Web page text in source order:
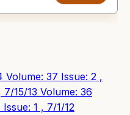
Volume: 37 Issue: 2 ,
7/15/13 Volume: 36
1 , 7/1/12